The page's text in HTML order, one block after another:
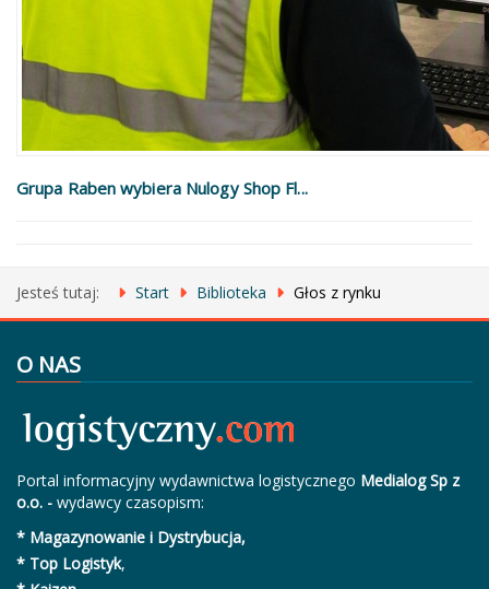
Grupa Raben wybiera Nulogy Shop Fl...
Jesteś tutaj: Start Biblioteka Głos z rynku
O NAS
Portal informacyjny wydawnictwa logistycznego Medialog Sp z
o.o. - wydawcy czasopism:
* Magazynowanie i Dystrybucja,
* Top Logistyk,